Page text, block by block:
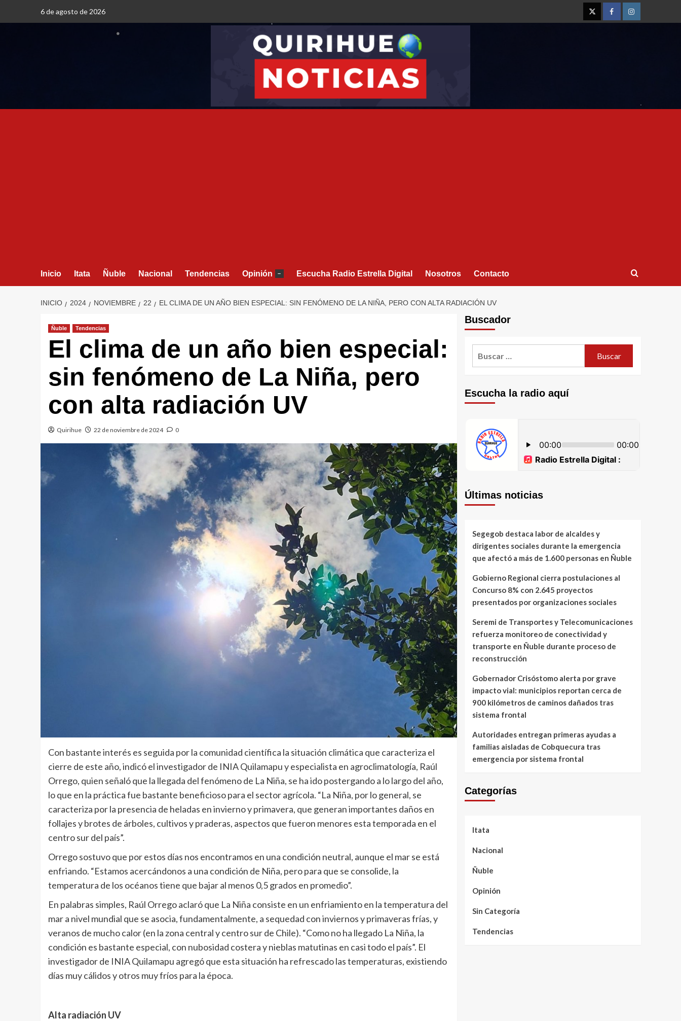
6 de agosto de 2026
Inicio Itata Ñuble Nacional Tendencias Opinión – Escucha Radio Estrella Digital Nosotros Contacto
INICIO 2024 NOVIEMBRE 22 EL CLIMA DE UN AÑO BIEN ESPECIAL: SIN FENÓMENO DE LA NIÑA, PERO CON ALTA RADIACIÓN UV
Ñuble Tendencias
El clima de un año bien especial:
sin fenómeno de La Niña, pero
con alta radiación UV
Quirihue 22 de noviembre de 2024 0
Con bastante interés es seguida por la comunidad científica la situación climática que caracteriza el
cierre de este año, indicó el investigador de INIA Quilamapu y especialista en agroclimatología, Raúl
Orrego, quien señaló que la llegada del fenómeno de La Niña, se ha ido postergando a lo largo del año,
lo que en la práctica fue bastante beneficioso para el sector agrícola. “La Niña, por lo general, se
caracteriza por la presencia de heladas en invierno y primavera, que generan importantes daños en
follajes y brotes de árboles, cultivos y praderas, aspectos que fueron menores esta temporada en el
centro sur del país”.
Orrego sostuvo que por estos días nos encontramos en una condición neutral, aunque el mar se está
enfriando. “Estamos acercándonos a una condición de Niña, pero para que se consolide, la
temperatura de los océanos tiene que bajar al menos 0,5 grados en promedio”.
En palabras simples, Raúl Orrego aclaró que La Niña consiste en un enfriamiento en la temperatura del
mar a nivel mundial que se asocia, fundamentalmente, a sequedad con inviernos y primaveras frías, y
veranos de mucho calor (en la zona central y centro sur de Chile). “Como no ha llegado La Niña, la
condición es bastante especial, con nubosidad costera y nieblas matutinas en casi todo el país”. El
investigador de INIA Quilamapu agregó que esta situación ha refrescado las temperaturas, existiendo
días muy cálidos y otros muy fríos para la época.
Alta radiación UV
Buscador
Escucha la radio aquí
Últimas noticias
Segegob destaca labor de alcaldes y
dirigentes sociales durante la emergencia
que afectó a más de 1.600 personas en Ñuble
Gobierno Regional cierra postulaciones al
Concurso 8% con 2.645 proyectos
presentados por organizaciones sociales
Seremi de Transportes y Telecomunicaciones
refuerza monitoreo de conectividad y
transporte en Ñuble durante proceso de
reconstrucción
Gobernador Crisóstomo alerta por grave
impacto vial: municipios reportan cerca de
900 kilómetros de caminos dañados tras
sistema frontal
Autoridades entregan primeras ayudas a
familias aisladas de Cobquecura tras
emergencia por sistema frontal
Categorías
Itata
Nacional
Ñuble
Opinión
Sin Categoría
Tendencias